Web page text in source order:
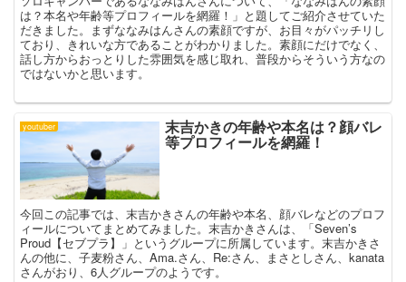
は？本名や年齢等プロフィールを網羅！」と題してご紹介させていた
だきました。まずななみはんさんの素顔ですが、お目々がパッチリし
ており、きれいな方であることがわかりました。素顔にだけでなく、
話し方からおっとりした雰囲気を感じ取れ、普段からそういう方なの
ではないかと思います。
youtuber 末吉かきの年齢や本名は？顔バレ
等プロフィールを網羅！
今回この記事では、末吉かきさんの年齢や本名、顔バレなどのプロフ
ィールについてまとめてみました。末吉かきさんは、「Seven’s
Proud【セブプラ】」というグループに所属しています。末吉かきさ
んの他に、子麦粉さん、Ama.さん、Re:さん、まさとしさん、kanata
さんがおり、6人グループのようです。